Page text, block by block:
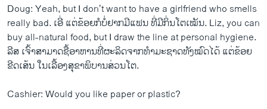
Doug: Yeah, but I don’t want to have a girlfriend who smells
really bad. ​ເອີ່ ​ແຕ່ຂ້ອຍ​ກໍ​ບໍ່​ຢາກ​ມີ​ແຟນ ທີ່ມີ​ກິ່ນ​ໂຕ​ເໝັນ. Liz, you can
buy all-natural food, but I draw the line at personal hygiene.
ລີ​ສ ​ເຈົ້າ​ສາມາດ​ຊື້​ອາຫານ​ທີ່ຜະລິດ​ຈາກ​ທຳ​ມະ​ຊາດ​ທັງ​ໝົດ​ໄດ້ ​ແຕ່​ຂ້ອຍ​
ຂີດ​ເສ້ນ ​ໃນ​ເລື້ອງ​ສຸຂາພິບານ​ສ່ວນ​ໂຕ.
Cashier: Would you like paper or plastic?